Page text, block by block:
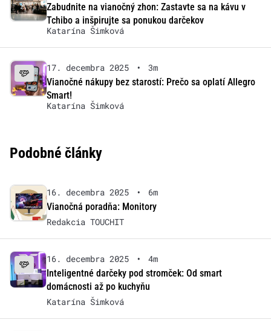
Zabudnite na vianočný zhon: Zastavte sa na kávu v
Tchibo a inšpirujte sa ponukou darčekov
Katarína Šimková
17. decembra 2025 •
3m
Vianočné nákupy bez starostí: Prečo sa oplatí Allegro
Smart!
Katarína Šimková
Podobné články
16. decembra 2025 •
6m
Vianočná poradňa: Monitory
Redakcia TOUCHIT
16. decembra 2025 •
4m
Inteligentné darčeky pod stromček: Od smart
domácnosti až po kuchyňu
Katarína Šimková